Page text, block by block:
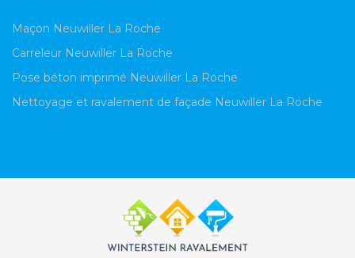
Maçon Neuwiller La Roche
Carreleur Neuwiller La Roche
Pose béton imprimé Neuwiller La Roche
Nettoyage et ravalement de façade Neuwiller La Roche